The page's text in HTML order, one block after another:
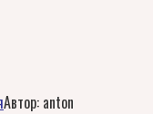
Автор: anton